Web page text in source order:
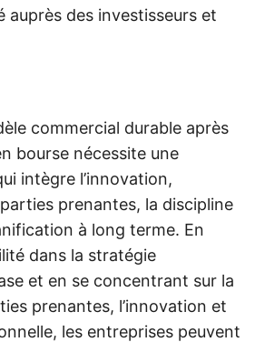
auprès des investisseurs et
commercial durable après
bourse nécessite une
intègre l’innovation,
prenantes, la discipline
à long terme. En
dans la stratégie
et en se concentrant sur la
prenantes, l’innovation et
les entreprises peuvent